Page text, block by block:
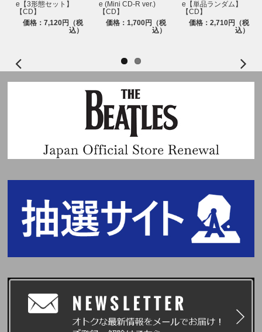
e【3形態セット】
【CD】
価格：7,120円（税
込）
e (Mini CD-R ver.)
【CD】
価格：1,700円（税
込）
e【単品ランダム】
【CD】
価格：2,710円（税
込）